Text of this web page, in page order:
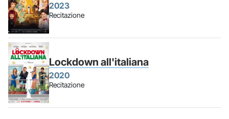
2023
Recitazione
Lockdown all'italiana
2020
Recitazione